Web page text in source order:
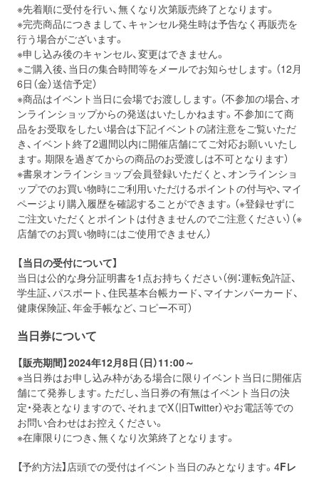
※先着順に受付を行い、無くなり次第販売終了となります。
※完売商品につきまして、キャンセル発生時は予告なく再販売を
行う場合がございます。
※申し込み後のキャンセル、変更はできません。
※ご購入後、当日の集合時間等をメールでお知らせします。（12月
6日（金）送信予定）
※商品はイベント当日に会場でお渡しします。（不参加の場合、オ
ンラインショップからの発送はいたしかねます。不参加にて商
品をお受取をしたい場合は下記イベントの諸注意をご覧いただ
き、イベント終了2週間以内に開催店舗にてご対応お願いいたし
ます。期限を過ぎてからの商品のお受渡しは不可となります）
※書泉オンラインショップ会員登録いただくと、オンラインショ
ップでのお買い物時にご利用いただけるポイントの付与や、マイ
ページより購入履歴を確認することができます。（※登録せずに
ご注文いただくとポイントは付きませんのでご注意ください）（※
店舗でのお買い物時にはご使用できません）
【当日の受付について】
当日は公的な身分証明書を1点お持ちください（例：運転免許証、
学生証、パスポート、住民基本台帳カード、マイナンバーカード、
健康保険証、年金手帳など、コピー不可）
当日券について
【販売期間】2024年12月8日（日）11:00～
※当日券はお申し込み枠がある場合に限りイベント当日に開催店
舗にて発券します。ただし、当日券の有無はイベント当日の決
定・発表となりますので、それまでX（旧Twitter）やお電話等での
お問い合わせはお控えください。
※在庫限りにつき、無くなり次第終了となります。
【予約方法】店頭での受付はイベント当日のみとなります。4Fレ